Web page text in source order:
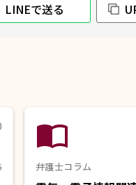
LINEで送る
import_contacts
弁護士コラム